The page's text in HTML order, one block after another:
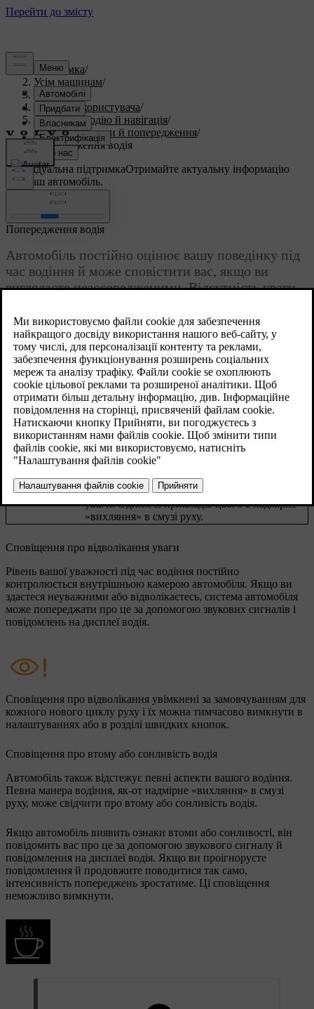
Підтримка/
Усім машинам/
S60 2023/
Посібник користувача/
Допомога водію й навігація/
Заходи безпеки й попередження/
Попередження водія
Індивідуальна підтримкаОтримайте актуальну інформацію
про ваш автомобіль.
Оновлено 02.02.2026
Попередження водія
Автомобіль постійно оцінює вашу поведінку під
час водіння й може сповістити вас, якщо ви
виглядаєте незосередженими. Відсутність уваги
факторами або втомою.
Якщо автомобіль виявить ознаки зниження концентрації
уваги водія, він сповістить вас про це звуковим сигналом і
повідомленням.
Автомобіль використовує різні методи для оцінки вашої
уважності під час водіння.
Відстеження
уваги
Камера, що відстежує рухи вашого обличчя й
очей, дозволяє автомобілю визначити, на
чому сконцентрована ваша увага.
Аналіз того, як ви керуєте автомобілем, може
свідчити про недостатню концентрацію
уваги. Одним із прикладів цього є надмірне
«вихляння» в смузі руху.
Сповіщення про відволікання уваги
Рівень вашої уважності під час водіння постійно
контролюється внутрішньою камерою автомобіля. Якщо ви
здаєтеся неуважними або відволікаєтесь, система автомобіля
може попереджати про це за допомогою звукових сигналів і
повідомлень на дисплеї водія.
Сповіщення про відволікання увімкнені за замовчуванням для
кожного нового циклу руху і їх можна тимчасово вимкнути в
налаштуваннях або в розділі швидких кнопок.
Сповіщення про втому або сонливість водія
Автомобіль також відстежує певні аспекти вашого водіння.
Певна манера водіння, як-от надмірне «вихляння» в смузі
руху, може свідчити про втому або сонливість водія.
Якщо автомобіль виявить ознаки втоми або сонливості, він
повідомить вас про це за допомогою звукового сигналу й
повідомлення на дисплеї водія. Якщо ви проігноруєте
повідомлення й продовжите поводитися так само,
інтенсивність попереджень зростатиме. Ці сповіщення
неможливо вимкнути.